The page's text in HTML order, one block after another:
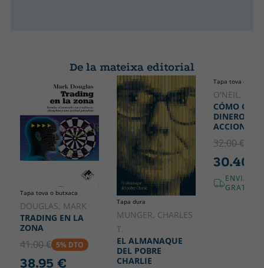
De la mateixa editorial
Tapa tova o butxaca
DOUGLAS, MARK
TRADING EN LA
ZONA
41.00 € 5% DTO
38.95 €
Tapa dura
MUNGER, CHARLES
T.
EL ALMANAQUE
DEL POBRE
CHARLIE
Tapa tova o
O'NEIL,
CÓMO
DINERO
ACCIONES
32.00 €
30.40 €
GRATUÏT!